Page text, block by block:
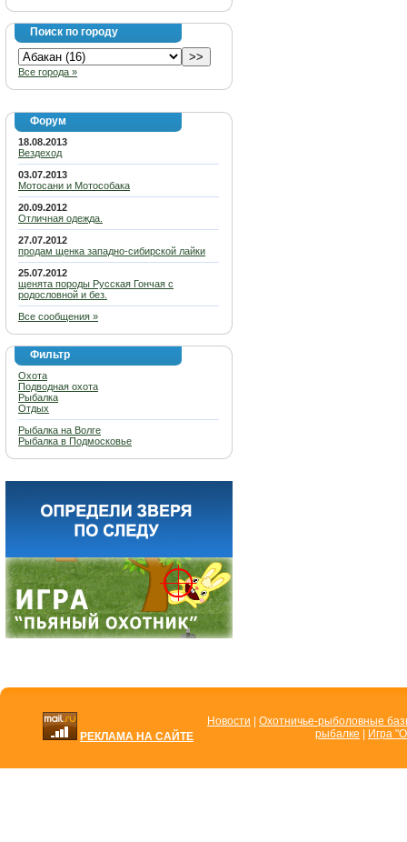
Поиск по городу
Все города »
Форум
18.08.2013
Вездеход
03.07.2013
Мотосани и Мотособака
20.09.2012
Отличная одежда.
27.07.2012
продам щенка западно-сибирской лайки
25.07.2012
щенята породы Русская Гончая с
родословной и без.
Все сообщения »
Фильтр
Охота
Подводная охота
Рыбалка
Отдых
Рыбалка на Волге
Рыбалка в Подмосковье
РЕКЛАМА НА САЙТЕ
Новости
Охотничье-рыболовные
рыбалке
Игра